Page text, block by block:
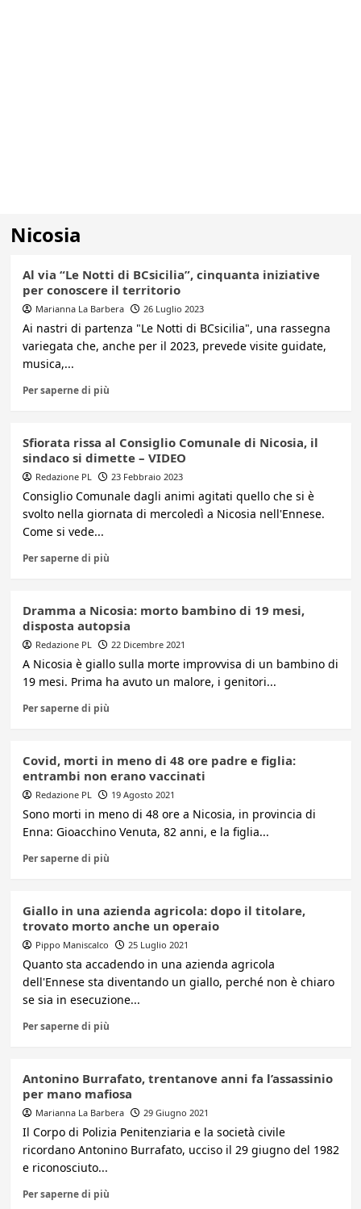
Nicosia
Al via “Le Notti di BCsicilia”, cinquanta iniziative
per conoscere il territorio
Marianna La Barbera 26 Luglio 2023
Ai nastri di partenza "Le Notti di BCsicilia", una rassegna
variegata che, anche per il 2023, prevede visite guidate,
musica,...
Per saperne di più
Sfiorata rissa al Consiglio Comunale di Nicosia, il
sindaco si dimette – VIDEO
Redazione PL 23 Febbraio 2023
Consiglio Comunale dagli animi agitati quello che si è
svolto nella giornata di mercoledì a Nicosia nell'Ennese.
Come si vede...
Per saperne di più
Dramma a Nicosia: morto bambino di 19 mesi,
disposta autopsia
Redazione PL 22 Dicembre 2021
A Nicosia è giallo sulla morte improvvisa di un bambino di
19 mesi. Prima ha avuto un malore, i genitori...
Per saperne di più
Covid, morti in meno di 48 ore padre e figlia:
entrambi non erano vaccinati
Redazione PL 19 Agosto 2021
Sono morti in meno di 48 ore a Nicosia, in provincia di
Enna: Gioacchino Venuta, 82 anni, e la figlia...
Per saperne di più
Giallo in una azienda agricola: dopo il titolare,
trovato morto anche un operaio
Pippo Maniscalco 25 Luglio 2021
Quanto sta accadendo in una azienda agricola
dell'Ennese sta diventando un giallo, perché non è chiaro
se sia in esecuzione...
Per saperne di più
Antonino Burrafato, trentanove anni fa l’assassinio
per mano mafiosa
Marianna La Barbera 29 Giugno 2021
Il Corpo di Polizia Penitenziaria e la società civile
ricordano Antonino Burrafato, ucciso il 29 giugno del 1982
e riconosciuto...
Per saperne di più